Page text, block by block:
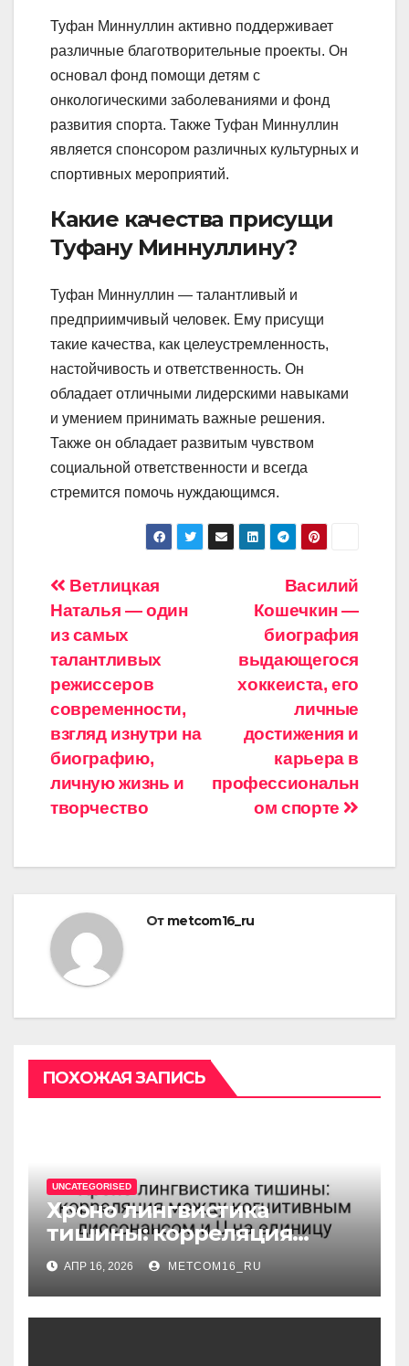
Туфан Миннуллин активно поддерживает
различные благотворительные проекты. Он
основал фонд помощи детям с
онкологическими заболеваниями и фонд
развития спорта. Также Туфан Миннуллин
является спонсором различных культурных и
спортивных мероприятий.
Какие качества присущи
Туфану Миннуллину?
Туфан Миннуллин — талантливый и
предприимчивый человек. Ему присущи
такие качества, как целеустремленность,
настойчивость и ответственность. Он
обладает отличными лидерскими навыками
и умением принимать важные решения.
Также он обладает развитым чувством
социальной ответственности и всегда
стремится помочь нуждающимся.
Навигация
по
записям
Василий
Кошечкин —
биография
выдающегося
хоккеиста, его
личные
достижения и
карьера в
профессиональн
ом спорте
Ветлицкая
Наталья — один
из самых
талантливых
режиссеров
современности,
взгляд изнутри на
биографию,
личную жизнь и
творчество
От metcom16_ru
ПОХОЖАЯ ЗАПИСЬ
UNCATEGORISED
Хроно лингвистика
тишины: корреляция
между когнитивным
диссонансом и U на
единицу
АПР 16, 2026 METCOM16_RU